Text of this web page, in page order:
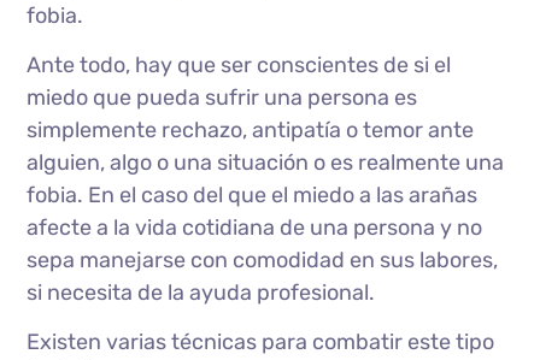
fobia.
Ante todo, hay que ser conscientes de si el
miedo que pueda sufrir una persona es
simplemente rechazo, antipatía o temor ante
alguien, algo o una situación o es realmente una
fobia. En el caso del que el miedo a las arañas
afecte a la vida cotidiana de una persona y no
sepa manejarse con comodidad en sus labores,
si necesita de la ayuda profesional.
Existen varias técnicas para combatir este tipo